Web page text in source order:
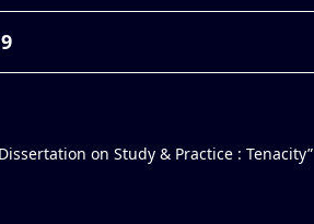
on Study & Practice : Tenacity”